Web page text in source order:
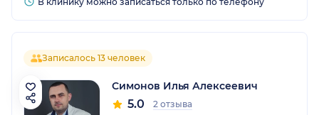
Записалось 13 человек
Симонов Илья Алексеевич
5.0 2 отзыва